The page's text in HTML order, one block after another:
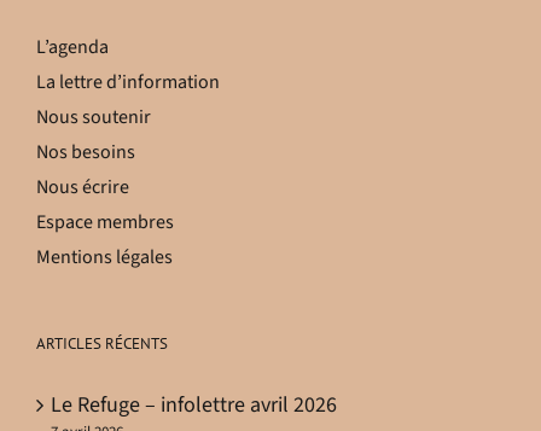
L’agenda
La lettre d’information
Nous soutenir
Nos besoins
Nous écrire
Espace membres
Mentions légales
ARTICLES RÉCENTS
Le Refuge – infolettre avril 2026